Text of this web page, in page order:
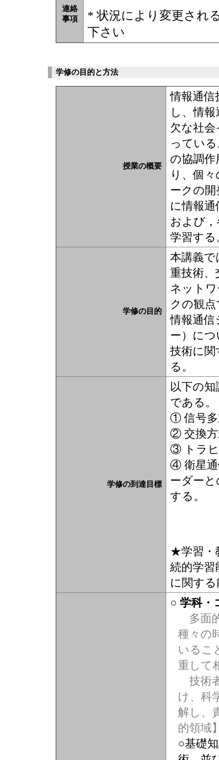
連絡
事項
* 状況により変更され
下さい
学修の目的と方法
授業の概要
情報通信
し、情
欠な社
ってい
の協調
り、個
ークの
に情報
および
学習する
学修の目的
本講義で
重技術
ネット
クの観
情報通信
ー）に
技術に
る。
学修の到達目標
以下の
である。
① 信号多
② 交換方
③ トラ
④ 衛星通
ーダー
する。
★学習・
続的学習
に関す
○ 学科・
多面
種々の
いるこ
重して
技術
け、科
解し、
的領域
○基礎